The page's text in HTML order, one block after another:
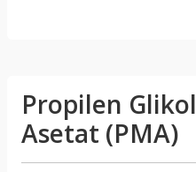
Propilen
Asetat (PMA)